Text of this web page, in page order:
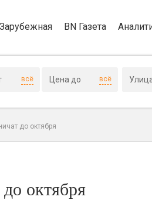
Зарубежная BN Газета
всё всё
до октября
октября